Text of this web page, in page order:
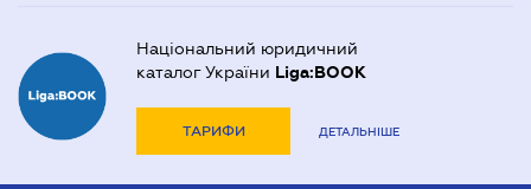
Національний юридичний
каталог України Liga:BOOK
ТАРИФИ ДЕТАЛЬНІШЕ